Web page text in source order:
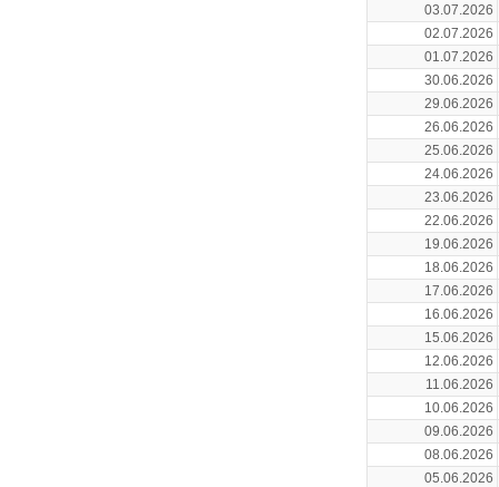
03.07.2026
02.07.2026
01.07.2026
30.06.2026
29.06.2026
26.06.2026
25.06.2026
24.06.2026
23.06.2026
22.06.2026
19.06.2026
18.06.2026
17.06.2026
16.06.2026
15.06.2026
12.06.2026
11.06.2026
10.06.2026
09.06.2026
08.06.2026
05.06.2026